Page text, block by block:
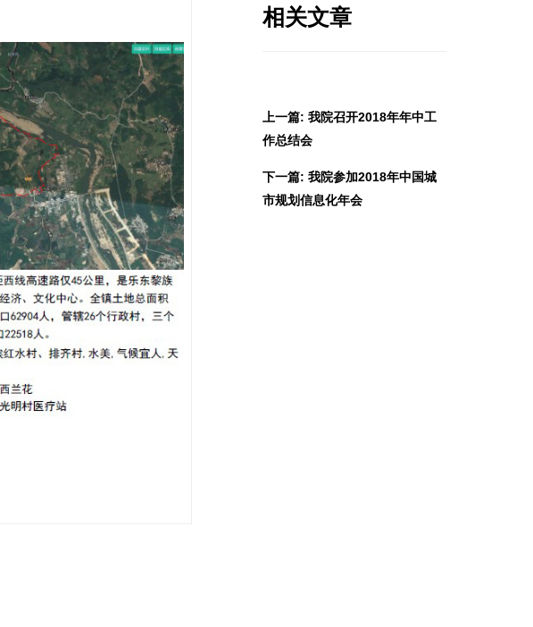
相关文章
上一篇: 我院召开2018年年中工
作总结会
下一篇: 我院参加2018年中国城
市规划信息化年会